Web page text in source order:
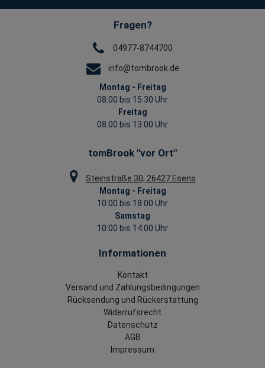
Fragen?
04977-8744700
info@tombrook.de
Montag - Freitag
08:00 bis 15:30 Uhr
Freitag
08:00 bis 13:00 Uhr
tomBrook "vor Ort"
Steinstraße 30, 26427 Esens
Montag - Freitag
10:00 bis 18:00 Uhr
Samstag
10:00 bis 14:00 Uhr
Informationen
Kontakt
Versand und Zahlungsbedingungen
Rücksendung und Rückerstattung
Widerrufsrecht
Datenschutz
AGB
Impressum